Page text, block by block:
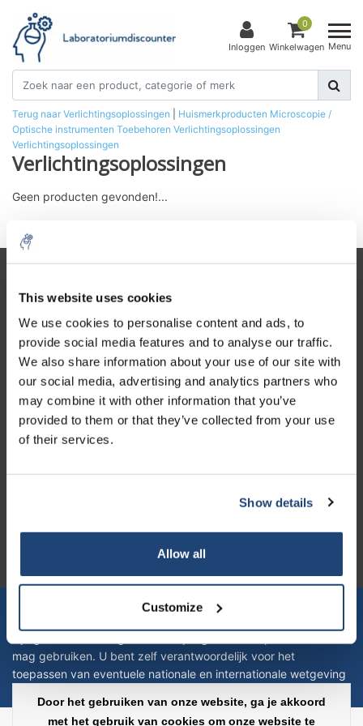
This website uses cookies
We use cookies to personalise content and ads, to
provide social media features and to analyse our traffic.
We also share information about your use of our site with
our social media, advertising and analytics partners who
may combine it with other information that you’ve
provided to them or that they’ve collected from your use
of their services.
Show details
Allow all
Customize
Inloggen
0
Winkelwagen Menu
Terug naar Verlichtingsoplossingen Huismerkproducten Microscopie /
Optische instrumenten Toebehoren Verlichtingsoplossingen
Verlichtingsoplossingen
Verlichtingsoplossingen
Geen producten gevonden!...
Mijn account
Contactgegevens
Openingstijden
Logo eigendom van TrustPilot
4.4
Let op! Op onze productomschrijvingen kunnen geen rechten
mag gebruiken. U bent zelf verantwoordelijk voor het
toepassen van eventuele nationale en internationale wetgeving
Door het gebruiken van onze website, ga je akkoord
met het gebruik van cookies om onze website te